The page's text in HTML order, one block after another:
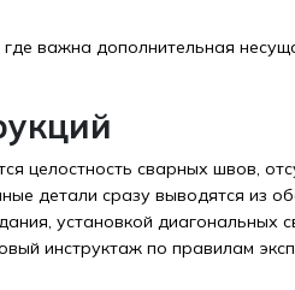
важна дополнительная
целостность сварных швов,
детали сразу выводятся из
установкой диагональных
инструктаж по правилам